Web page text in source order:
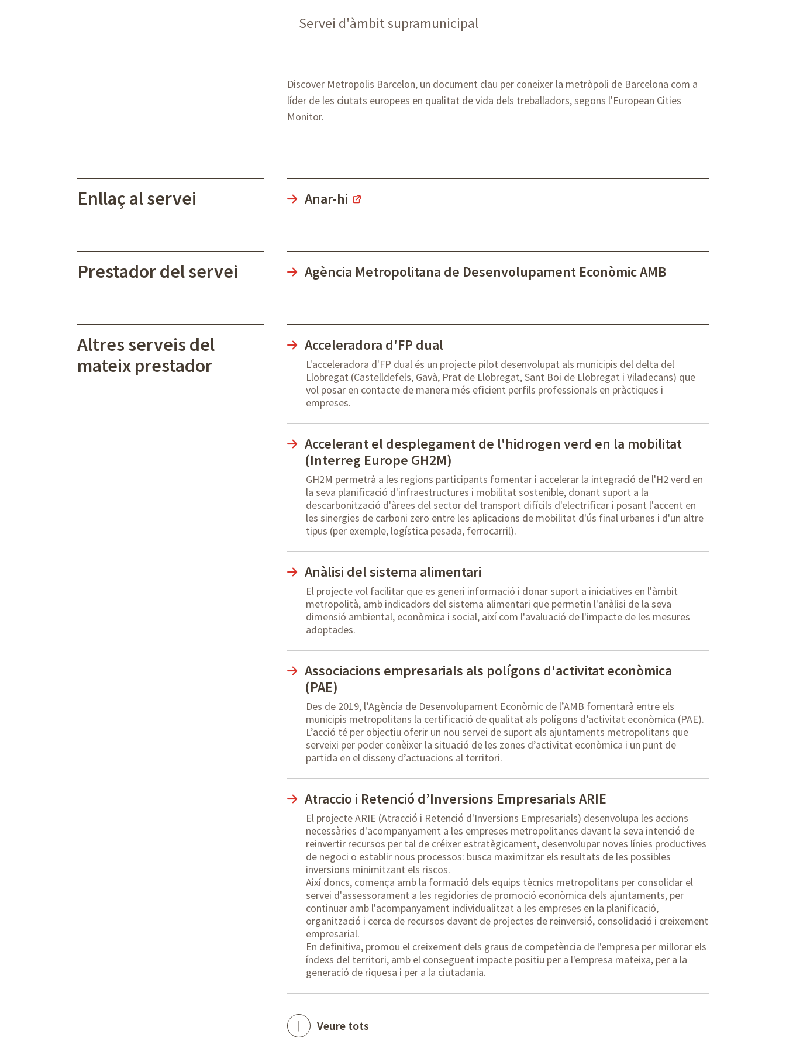
Servei d'àmbit supramunicipal
Discover Metropolis Barcelon, un document clau per coneixer la metròpoli de Barcelona com a
líder de les ciutats europees en qualitat de vida dels treballadors, segons l'European Cities
Monitor.
Enllaç al servei Anar-hi
Prestador del servei Agència Metropolitana de Desenvolupament Econòmic AMB
Altres serveis del
mateix prestador
Acceleradora d'FP dual
L'acceleradora d'FP dual és un projecte pilot desenvolupat als municipis del delta del
Llobregat (Castelldefels, Gavà, Prat de Llobregat, Sant Boi de Llobregat i Viladecans) que
vol posar en contacte de manera més eficient perfils professionals en pràctiques i
empreses.
Accelerant el desplegament de l'hidrogen verd en la mobilitat
(Interreg Europe GH2M)
GH2M permetrà a les regions participants fomentar i accelerar la integració de l'H2 verd en
la seva planificació d'infraestructures i mobilitat sostenible, donant suport a la
descarbonització d'àrees del sector del transport difícils d'electrificar i posant l'accent en
les sinergies de carboni zero entre les aplicacions de mobilitat d'ús final urbanes i d'un altre
tipus (per exemple, logística pesada, ferrocarril).
Anàlisi del sistema alimentari
El projecte vol facilitar que es generi informació i donar suport a iniciatives en l'àmbit
metropolità, amb indicadors del sistema alimentari que permetin l'anàlisi de la seva
dimensió ambiental, econòmica i social, així com l'avaluació de l'impacte de les mesures
adoptades.
Associacions empresarials als polígons d'activitat econòmica
(PAE)
Des de 2019, l’Agència de Desenvolupament Econòmic de l’AMB fomentarà entre els
municipis metropolitans la certificació de qualitat als polígons d’activitat econòmica (PAE).
L’acció té per objectiu oferir un nou servei de suport als ajuntaments metropolitans que
serveixi per poder conèixer la situació de les zones d’activitat econòmica i un punt de
partida en el disseny d’actuacions al territori.
Atraccio i Retenció d’Inversions Empresarials ARIE
El projecte ARIE (Atracció i Retenció d'Inversions Empresarials) desenvolupa les accions
necessàries d'acompanyament a les empreses metropolitanes davant la seva intenció de
reinvertir recursos per tal de créixer estratègicament, desenvolupar noves línies productives
de negoci o establir nous processos: busca maximitzar els resultats de les possibles
inversions minimitzant els riscos.
Així doncs, comença amb la formació dels equips tècnics metropolitans per consolidar el
servei d'assessorament a les regidories de promoció econòmica dels ajuntaments, per
continuar amb l'acompanyament individualitzat a les empreses en la planificació,
organització i cerca de recursos davant de projectes de reinversió, consolidació i creixement
empresarial.
En definitiva, promou el creixement dels graus de competència de l'empresa per millorar els
índexs del territori, amb el consegüent impacte positiu per a l'empresa mateixa, per a la
generació de riquesa i per a la ciutadania.
Veure tots